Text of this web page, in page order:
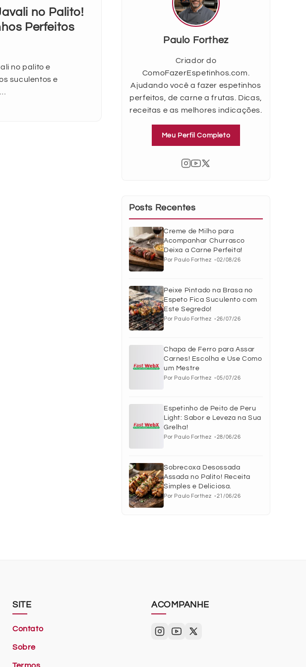
no Palito!
Perfeitos
no palito e
suculentos e
Paulo Forthez
Criador do
ComoFazerEspetinhos.com.
Ajudando você a fazer espetinhos
perfeitos, de carne a frutas. Dicas,
receitas e as melhores indicações.
Meu Perfil Completo
Posts Recentes
Creme de Milho para
Acompanhar Churrasco
Deixa a Carne Perfeita!
Por Paulo Forthez 02/08/26
Peixe Pintado na Brasa no
Espeto Fica Suculento com
Este Segredo!
Por Paulo Forthez 26/07/26
Chapa de Ferro para Assar
Carnes! Escolha e Use Como
um Mestre
Por Paulo Forthez 05/07/26
Espetinho de Peito de Peru
Light: Sabor e Leveza na Sua
Grelha!
Por Paulo Forthez 28/06/26
Sobrecoxa Desossada
Assada no Palito! Receita
Simples e Deliciosa.
Por Paulo Forthez 21/06/26
SITE
Contato
Sobre
ACOMPANHE